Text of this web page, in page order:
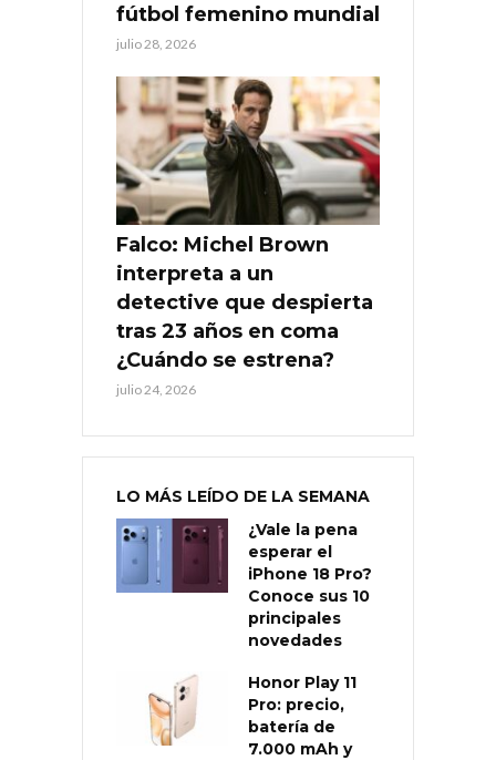
fútbol femenino mundial
julio 28, 2026
Falco: Michel Brown
interpreta a un
detective que despierta
tras 23 años en coma
¿Cuándo se estrena?
julio 24, 2026
LO MÁS LEÍDO DE LA SEMANA
¿Vale la pena
esperar el
iPhone 18 Pro?
Conoce sus 10
principales
novedades
Honor Play 11
Pro: precio,
batería de
7.000 mAh y